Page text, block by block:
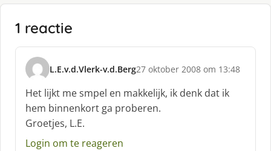
1 reactie
L.E.v.d.Vlerk-v.d.Berg
s
c
h
r
e
e
27 oktober 2008 om 13:48
Het lijkt me smpel en makkelijk, ik denk dat ik
hem binnenkort ga proberen.
Groetjes, L.E.
Login om te reageren